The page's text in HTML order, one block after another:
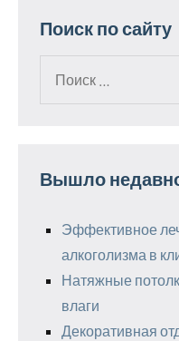
Поиск по сайту
Вышло
Эффективное
алкоголизма в
Натяжные
влаги
Декоративная